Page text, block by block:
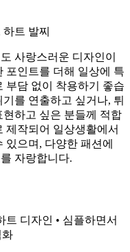
트 발찌
사랑스러운 디자인이
포인트를 더해 일상에 특
부담 없이 착용하기 좋습
를 연출하고 싶거나, 튀
하고 싶은 분들께 적합
제작되어 일상생활에서
있으며, 다양한 패션에
자랑합니다.
트 디자인 • 심플하면서
화